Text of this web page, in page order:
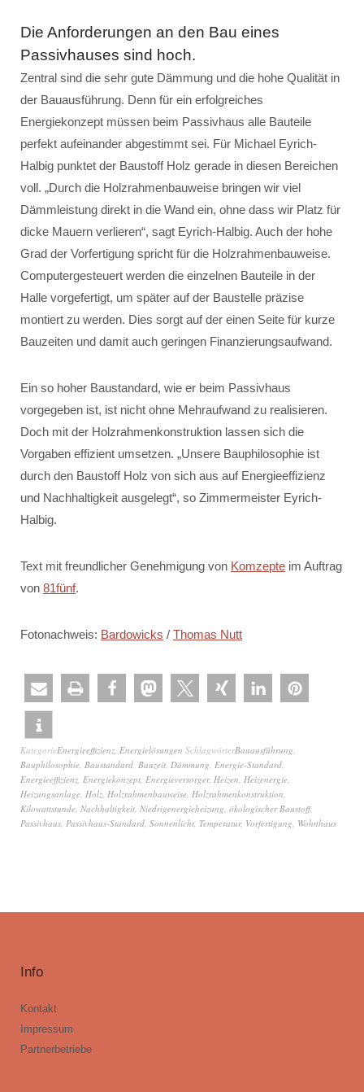
Die Anforderungen an den Bau eines
Passivhauses sind hoch.
Zentral sind die sehr gute Dämmung und die hohe Qualität in
der Bauausführung. Denn für ein erfolgreiches
Energiekonzept müssen beim Passivhaus alle Bauteile
perfekt aufeinander abgestimmt sei. Für Michael Eyrich-
Halbig punktet der Baustoff Holz gerade in diesen Bereichen
voll. „Durch die Holzrahmenbauweise bringen wir viel
Dämmleistung direkt in die Wand ein, ohne dass wir Platz für
dicke Mauern verlieren“, sagt Eyrich-Halbig. Auch der hohe
Grad der Vorfertigung spricht für die Holzrahmenbauweise.
Computergesteuert werden die einzelnen Bauteile in der
Halle vorgefertigt, um später auf der Baustelle präzise
montiert zu werden. Dies sorgt auf der einen Seite für kurze
Bauzeiten und damit auch geringen Finanzierungsaufwand.
Ein so hoher Baustandard, wie er beim Passivhaus
vorgegeben ist, ist nicht ohne Mehraufwand zu realisieren.
Doch mit der Holzrahmenkonstruktion lassen sich die
Vorgaben effizient umsetzen. „Unsere Bauphilosophie ist
durch den Baustoff Holz von sich aus auf Energieeffizienz
und Nachhaltigkeit ausgelegt“, so Zimmermeister Eyrich-
Halbig.
Text mit freundlicher Genehmigung von Komzepte im Auftrag
von 81fünf.
Fotonachweis: Bardowicks / Thomas Nutt
KategorieEnergieeffizienz Energielösungen SchlagwörterBauausführung
Bauphilosophie Baustandard Bauzeit Dämmung Energie-Standard
Energieeffizienz Energiekonzept Energieversorger, Heizen Heizenergie
Heizungsanlage Holz Holzrahmenbauweise Holzrahmenkonstruktion
Kilowattstunde Nachhaltigkeit Niedrigenergieheizung ökologischer Baustoff,
Passivhaus Passivhaus-Standard Sonnenlicht Temperatur, Vorfertigung Wohnhaus
Info
Kontakt
Impressum
Partnerbetriebe